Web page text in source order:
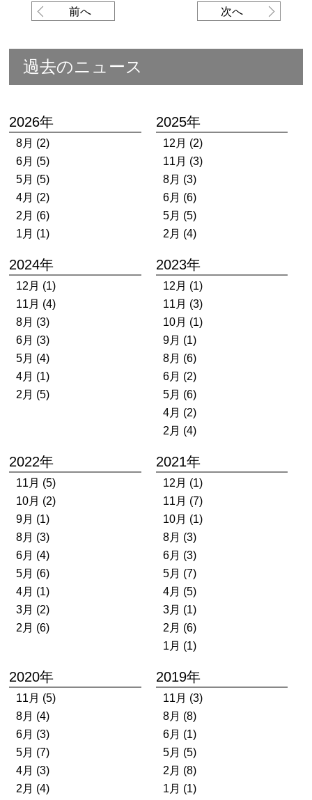
前へ 次へ
過去のニュース
2026年
8月 (2)
6月 (5)
5月 (5)
4月 (2)
2月 (6)
1月 (1)
2025年
12月 (2)
11月 (3)
8月 (3)
6月 (6)
5月 (5)
2月 (4)
2024年
12月 (1)
11月 (4)
8月 (3)
6月 (3)
5月 (4)
4月 (1)
2月 (5)
2023年
12月 (1)
11月 (3)
10月 (1)
9月 (1)
8月 (6)
6月 (2)
5月 (6)
4月 (2)
2月 (4)
2022年
11月 (5)
10月 (2)
9月 (1)
8月 (3)
6月 (4)
5月 (6)
4月 (1)
3月 (2)
2月 (6)
2021年
12月 (1)
11月 (7)
10月 (1)
8月 (3)
6月 (3)
5月 (7)
4月 (5)
3月 (1)
2月 (6)
1月 (1)
2020年
11月 (5)
8月 (4)
6月 (3)
5月 (7)
4月 (3)
2月 (4)
2019年
11月 (3)
8月 (8)
6月 (1)
5月 (5)
2月 (8)
1月 (1)